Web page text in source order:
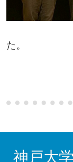
た。
神戸大